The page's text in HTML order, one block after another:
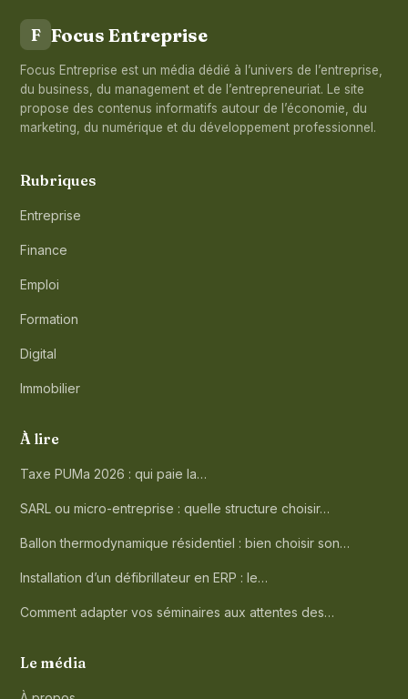
F Focus Entreprise
Focus Entreprise est un média dédié à l’univers de l’entreprise,
du business, du management et de l’entrepreneuriat. Le site
propose des contenus informatifs autour de l’économie, du
marketing, du numérique et du développement professionnel.
Rubriques
Entreprise
Finance
Emploi
Formation
Digital
Immobilier
À lire
Taxe PUMa 2026 : qui paie la…
SARL ou micro-entreprise : quelle structure choisir…
Ballon thermodynamique résidentiel : bien choisir son…
Installation d’un défibrillateur en ERP : le…
Comment adapter vos séminaires aux attentes des…
Le média